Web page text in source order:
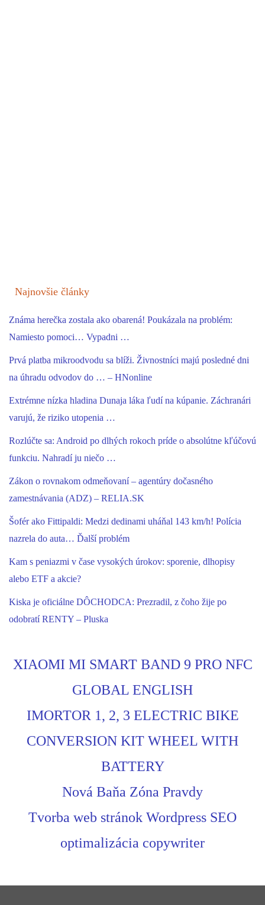
Najnovšie články
Známa herečka zostala ako obarená! Poukázala na problém:
Namiesto pomoci… Vypadni …
Prvá platba mikroodvodu sa blíži. Živnostníci majú posledné dni
na úhradu odvodov do … – HNonline
Extrémne nízka hladina Dunaja láka ľudí na kúpanie. Záchranári
varujú, že riziko utopenia …
Rozlúčte sa: Android po dlhých rokoch príde o absolútne kľúčovú
funkciu. Nahradí ju niečo …
Zákon o rovnakom odmeňovaní – agentúry dočasného
zamestnávania (ADZ) – RELIA.SK
Šofér ako Fittipaldi: Medzi dedinami uháňal 143 km/h! Polícia
nazrela do auta… Ďalší problém
Kam s peniazmi v čase vysokých úrokov: sporenie, dlhopisy
alebo ETF a akcie?
Kiska je oficiálne DÔCHODCA: Prezradil, z čoho žije po
odobratí RENTY – Pluska
XIAOMI MI SMART BAND 9 PRO NFC
GLOBAL ENGLISH
IMORTOR 1, 2, 3 ELECTRIC BIKE
CONVERSION KIT WHEEL WITH
BATTERY
Nová Baňa Zóna Pravdy
Tvorba web stránok Wordpress SEO
optimalizácia copywriter